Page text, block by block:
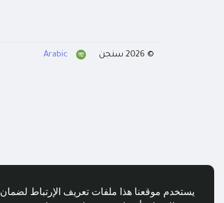
يستخدم موقعنا هذا ملفات تعريف الإرتباط لضمان
© 2026 سنجن Arabic